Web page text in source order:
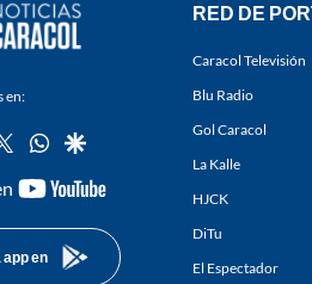
en:
twitterwhatsapp
google
youtube-
en
RED DE
Caracol Televisión
Blu Radio
Gol Caracol
La Kalle
HJCK
DiTu
El Espectador